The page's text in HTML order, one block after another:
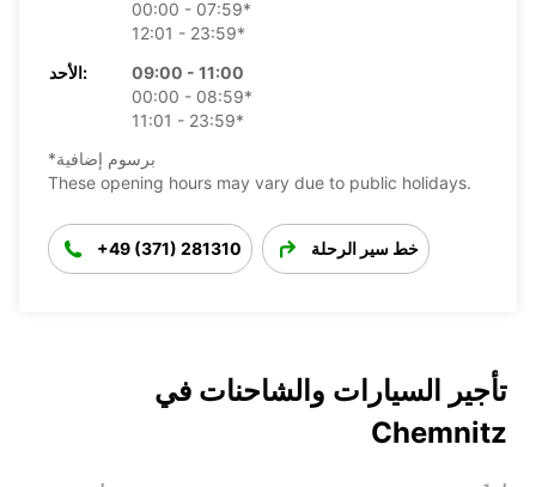
00:00 - 07:59*
12:01 - 23:59*
الأحد:
09:00 - 11:00
00:00 - 08:59*
11:01 - 23:59*
*برسوم إضافية
These opening hours may vary due to public holidays.
+49 (371) 281310 خط سير الرحلة
تأجير السيارات والشاحنات في
Chemnitz